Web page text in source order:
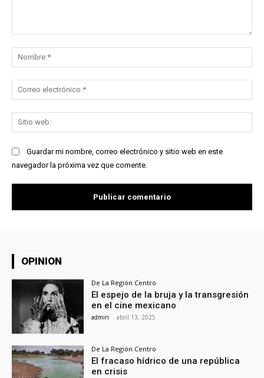
Guardar mi nombre, correo electrónico y sitio web en este
navegador la próxima vez que comente.
OPINION
De La Región Centro
El espejo de la bruja y la transgresión
en el cine mexicano
admin - abril 13, 2025
De La Región Centro
El fracaso hídrico de una república
en crisis